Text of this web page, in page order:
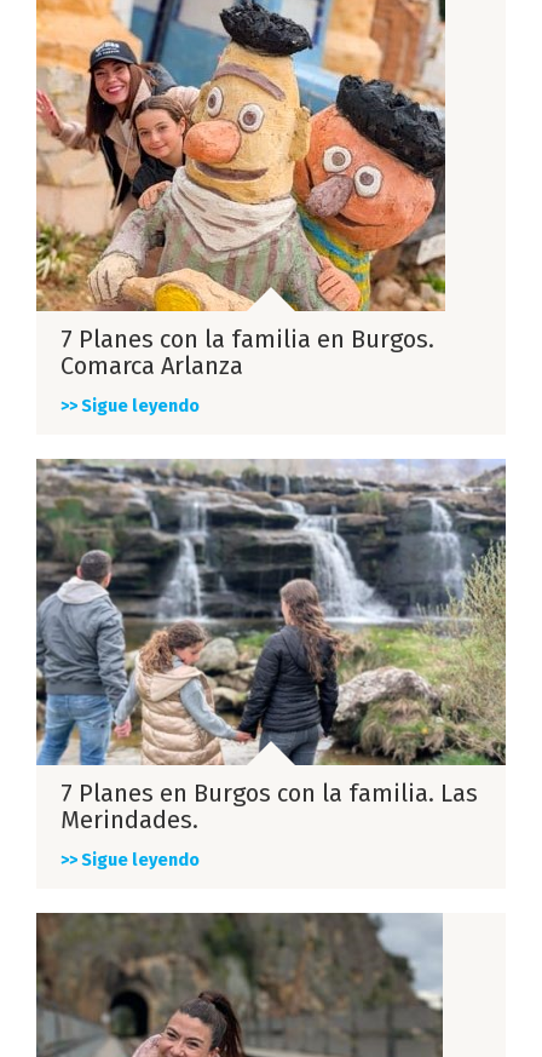
7 Planes con la familia en Burgos.
Comarca Arlanza
>> Sigue leyendo
7 Planes en Burgos con la familia. Las
Merindades.
>> Sigue leyendo